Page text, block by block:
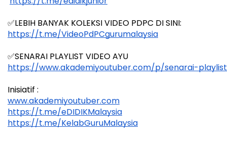
✅LEBIH BANYAK KOLEKSI VIDEO PDPC DI SINI:
https://t.me/VideoPdPCgurumalaysia
✅SENARAI PLAYLIST VIDEO AYU
https://www.akademiyoutuber.com/p/senarai-
Inisiatif :
www.akademiyoutuber.com
https://t.me/eDIDIKMalaysia
https://t.me/KelabGuruMalaysia